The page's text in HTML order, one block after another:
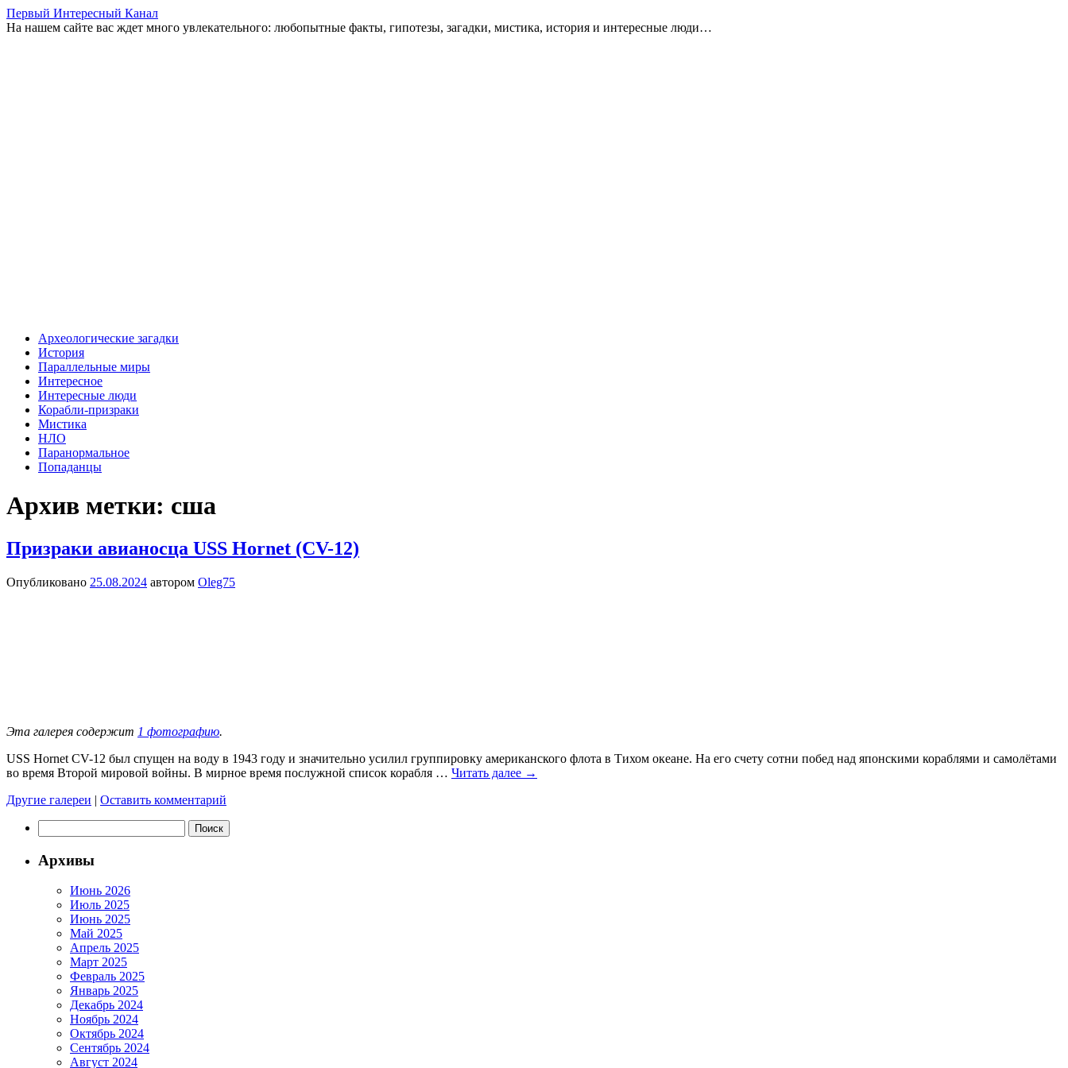
Первый Интересный Канал
На нашем сайте вас ждет много увлекательного: любопытные факты, гипотезы, загадки, мистика, история и интересные люди…
Перейти
содержимому
Археологические загадки
История
Параллельные миры
Интересное
Интересные люди
Корабли-призраки
Мистика
НЛО
Паранормальное
Попаданцы
Архив метки: сша
Призраки авианосца USS Hornet (CV-12)
Опубликовано 25.08.2024 автором Oleg75
Эта галерея содержит 1 фотографию.
USS Hornet CV-12 был спущен на воду в 1943 году и значительно усилил группировку американского флота в Тихом океане. На его счету сотни побед над японскими кораблями и самолётами
во время Второй мировой войны. В мирное время послужной список корабля … Читать далее →
Другие галереи | Оставить комментарий
Архивы
Июнь 2026
Июль 2025
Июнь 2025
Май 2025
Апрель 2025
Март 2025
Февраль 2025
Январь 2025
Декабрь 2024
Ноябрь 2024
Октябрь 2024
Сентябрь 2024
Август 2024